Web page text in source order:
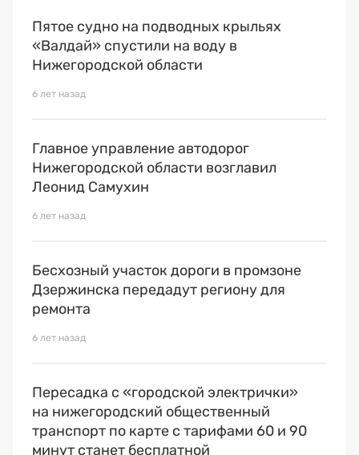
Пятое судно на подводных крыльях
«Валдай» спустили на воду в
Нижегородской области
6 лет назад
Главное управление автодорог
Нижегородской области возглавил
Леонид Самухин
6 лет назад
Бесхозный участок дороги в промзоне
Дзержинска передадут региону для
ремонта
6 лет назад
Пересадка с «городской электрички»
на нижегородский общественный
транспорт по карте с тарифами 60 и 90
минут станет бесплатной